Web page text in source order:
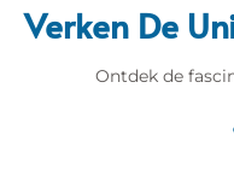
Verken De
Ontdek de